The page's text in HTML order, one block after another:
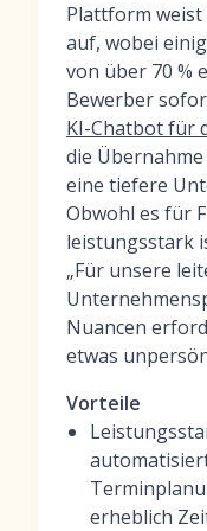
Plattform weist
auf, wobei
von über 70 %
Bewerber
KI-Chatbot für
die
eine tiefere
Obwohl es für
leistungsstark
„Für unsere
Nuancen
etwas
Vorteile
erheblich